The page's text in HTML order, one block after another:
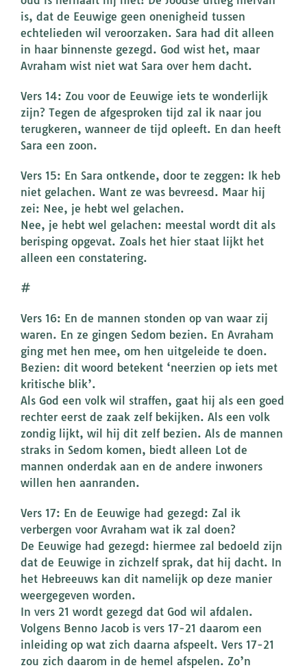
is, dat de Eeuwige geen onenigheid tussen
echtelieden wil veroorzaken. Sara had dit alleen
in haar binnenste gezegd. God wist het, maar
Avraham wist niet wat Sara over hem dacht.
Vers 14: Zou voor de Eeuwige iets te wonderlijk
zijn? Tegen de afgesproken tijd zal ik naar jou
terugkeren, wanneer de tijd opleeft. En dan heeft
Sara een zoon.
Vers 15: En Sara ontkende, door te zeggen: Ik heb
niet gelachen. Want ze was bevreesd. Maar hij
zei: Nee, je hebt wel gelachen.
Nee, je hebt wel gelachen: meestal wordt dit als
berisping opgevat. Zoals het hier staat lijkt het
alleen een constatering.
#
Vers 16: En de mannen stonden op van waar zij
waren. En ze gingen Sedom bezien. En Avraham
ging met hen mee, om hen uitgeleide te doen.
Bezien: dit woord betekent ‘neerzien op iets met
kritische blik’.
Als God een volk wil straffen, gaat hij als een goed
rechter eerst de zaak zelf bekijken. Als een volk
zondig lijkt, wil hij dit zelf bezien. Als de mannen
straks in Sedom komen, biedt alleen Lot de
mannen onderdak aan en de andere inwoners
willen hen aanranden.
Vers 17: En de Eeuwige had gezegd: Zal ik
verbergen voor Avraham wat ik zal doen?
De Eeuwige had gezegd: hiermee zal bedoeld zijn
dat de Eeuwige in zichzelf sprak, dat hij dacht. In
het Hebreeuws kan dit namelijk op deze manier
weergegeven worden.
In vers 21 wordt gezegd dat God wil afdalen.
Volgens Benno Jacob is vers 17-21 daarom een
inleiding op wat zich daarna afspeelt. Vers 17-21
zou zich daarom in de hemel afspelen. Zo’n